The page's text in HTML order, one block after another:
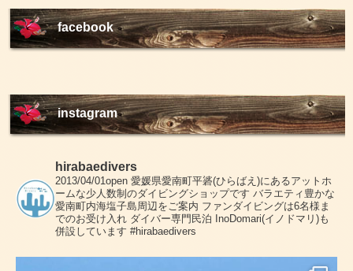
facebook
instagram
hirabaedivers
2013/04/01open 愛媛県愛南町平碆(ひらばえ)にあるアットホ
ームな少人数制のダイビングショップです バラエティ豊かな
愛南町内海塩子島周辺をご案内 ファンダイビングは6名様ま
でのお受け入れ ダイバー専門民泊 InoDomari(イノドマリ)も
併設しています #hirabaedivers